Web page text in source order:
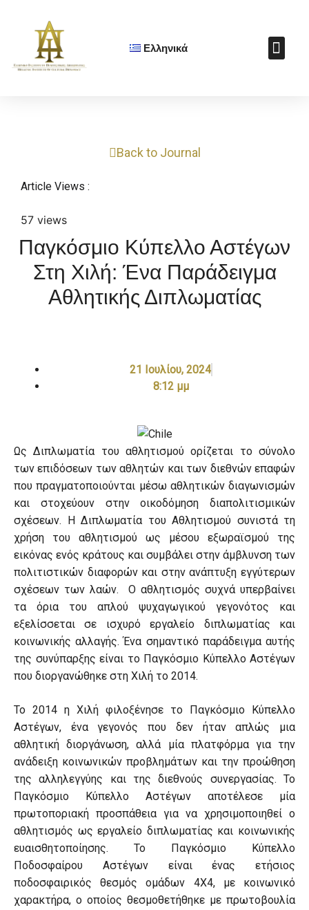
Ελληνικά
Back to Journal
Article Views :
57 views
Παγκόσμιο Κύπελλο Αστέγων
Στη Χιλή: Ένα Παράδειγμα
Αθλητικής Διπλωματίας
21 Ιουλίου, 2024
8:12 μμ
Ως Διπλωματία του αθλητισμού ορίζεται το σύνολο
των επιδόσεων των αθλητών και των διεθνών επαφών
που πραγματοποιούνται μέσω αθλητικών διαγωνισμών
και στοχεύουν στην οικοδόμηση διαπολιτισμικών
σχέσεων. Η Διπλωματία του Αθλητισμού συνιστά τη
χρήση του αθλητισμού ως μέσου εξωραϊσμού της
εικόνας ενός κράτους και συμβάλει στην άμβλυνση των
πολιτιστικών διαφορών και στην ανάπτυξη εγγύτερων
σχέσεων των λαών. Ο αθλητισμός συχνά υπερβαίνει
τα όρια του απλού ψυχαγωγικού γεγονότος και
εξελίσσεται σε ισχυρό εργαλείο διπλωματίας και
κοινωνικής αλλαγής. Ένα σημαντικό παράδειγμα αυτής
της συνύπαρξης είναι το Παγκόσμιο Κύπελλο Αστέγων
που διοργανώθηκε στη Χιλή το 2014.
Το 2014 η Χιλή φιλοξένησε το Παγκόσμιο Κύπελλο
Αστέγων, ένα γεγονός που δεν ήταν απλώς μια
αθλητική διοργάνωση, αλλά μία πλατφόρμα για την
ανάδειξη κοινωνικών προβλημάτων και την προώθηση
της αλληλεγγύης και της διεθνούς συνεργασίας. Το
Παγκόσμιο Κύπελλο Αστέγων αποτέλεσε μία
πρωτοποριακή προσπάθεια για να χρησιμοποιηθεί ο
αθλητισμός ως εργαλείο διπλωματίας και κοινωνικής
ευαισθητοποίησης. Το Παγκόσμιο Κύπελλο
Ποδοσφαίρου Αστέγων είναι ένας ετήσιος
ποδοσφαιρικός θεσμός ομάδων 4Χ4, με κοινωνικό
χαρακτήρα, ο οποίος θεσμοθετήθηκε με πρωτοβουλία